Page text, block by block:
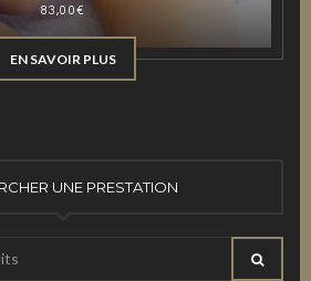
83,00€
EN SAVOIR PLUS
UNE PRESTATION